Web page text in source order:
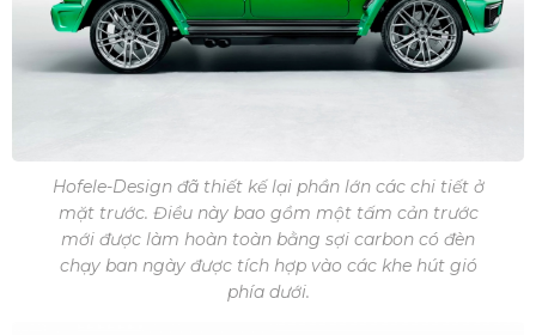
Hofele-Design đã thiết kế lại phần lớn các chi tiết ở
mặt trước. Điều này bao gồm một tấm cản trước
mới được làm hoàn toàn bằng sợi carbon có đèn
chạy ban ngày được tích hợp vào các khe hút gió
phía dưới.